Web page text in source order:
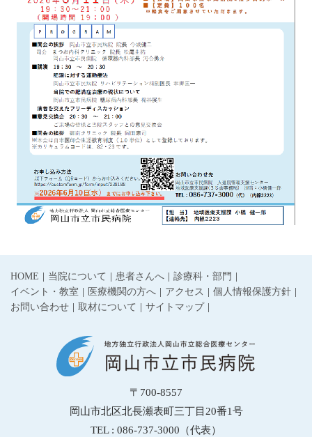
HOME 当院について 患者さんへ
診療科・部門
イベント・教室
医療機関の方へ アクセス
個人情報保護方針
お問い合わせ
取材について サイトマップ
〒700-8557
岡山市北区北長瀬表町三丁目20番1号
TEL : 086-737-3000（代表）